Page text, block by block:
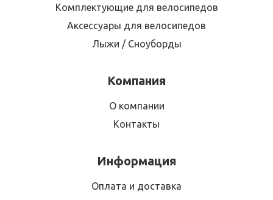
Комплектующие для велосипедов
Аксессуары для велосипедов
Лыжи / Сноуборды
Компания
О компании
Контакты
Информация
Оплата и доставка